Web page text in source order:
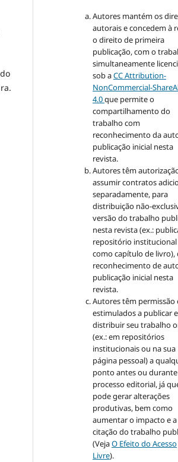
Autores mantém os
autorais e concedem à
o direito de primeira
publicação, com o
simultaneamente
sob aCC Attribution-
NonCommercial-
4.0que permite o
compartilhamento do
trabalho com
reconhecimento da
publicação inicial nesta
revista.
Autores têm
assumir contratos
separadamente, para
distribuição não-
versão do trabalho
nesta revista (ex.:
repositório institucional
como capítulo de livro),
reconhecimento de
publicação inicial nesta
revista.
Autores têm permissão
estimulados a publicar e
distribuir seu trabalho
(ex.: em repositórios
institucionais ou na sua
página pessoal) a
ponto antes ou
processo editorial, já
pode gerar alterações
produtivas, bem como
aumentar o impacto e a
citação do trabalho
(VejaO Efeito do Acesso
Livre).